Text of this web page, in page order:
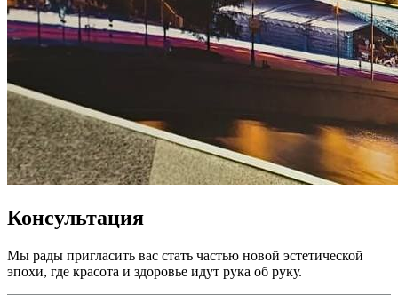
Консультация
Мы рады пригласить вас стать частью новой эстетической
эпохи, где красота и здоровье идут рука об руку.